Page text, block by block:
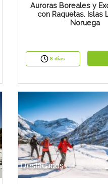
Auroras Boreales y
con Raquetas. Islas
Noruega
8 días
Destacados